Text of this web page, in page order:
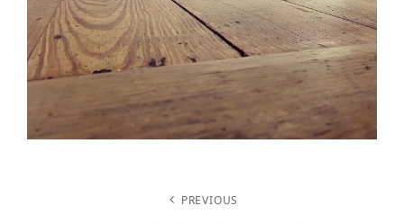
BEITRAGSNAVIGATION PREVIOUS